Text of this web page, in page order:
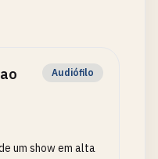
Audiófilo
um show em alta